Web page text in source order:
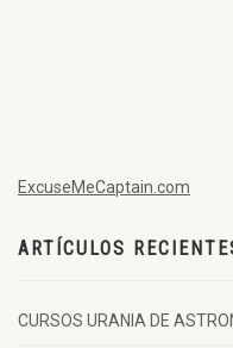
ExcuseMeCaptain.com
ARTÍCULOS
CURSOS URANIA DE